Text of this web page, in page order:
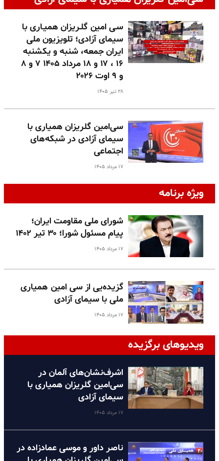
سـی امین گلـریزان همیـاری با
سیمای آزادی؛ تلویزیون ملی
ایران جمعه، شنبه و یکشنبه
۱۶ ، ۱۷ و ۱۸ مرداد ۱۴۰۵ ۷ و ۸
و ۹ اوت ۲۰۲۶
۲۸ تیر ۱۴۰۵
سی‌امین گلریزان همیاری با
سیمای آزادی در شبکه‌های
اجتماعی
۱۷ مرداد ۱۴۰۵
ویژه برنامه
شورای ملی مقاومت ایران؛
پیام مسئول شورا؛ ۳۰ تیر ۱۴۰۲
۱۷ مرداد ۱۴۰۵
گزیده‌یی از سی امین همیاری
ملی با سیمای آزادی
۱۷ مرداد ۱۴۰۵
ویدیوهای برگزیده
اشرف‌نشان‌های آلمان در
سی‌امین گلریزان همیاری با
سیمای آزادی
۱۷ مرداد ۱۴۰۵
ناصر داور و موسی عمادزاده در